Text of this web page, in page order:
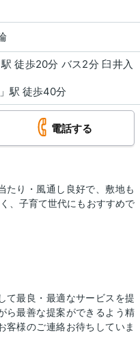
駅 徒歩20分 バス2分 臼井入
」駅 徒歩40分
電話する
たり・風通し良好で、敷地も
、子育て世代にもおすすめで
て最良・最適なサービスを提
ら最善な提案ができるよう精
客様のご連絡お待ちしていま